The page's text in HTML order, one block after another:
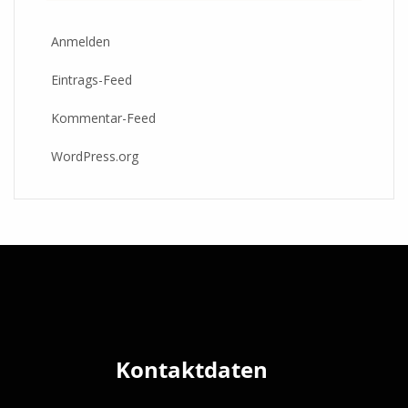
Anmelden
Eintrags-Feed
Kommentar-Feed
WordPress.org
Kontaktdaten